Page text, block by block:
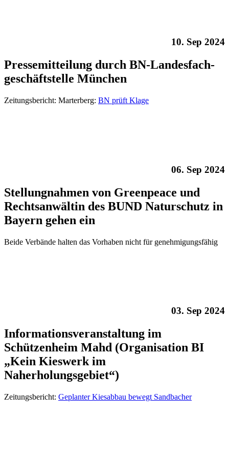
10. Sep 2024
Pressemitteilung durch BN-Landesfach-
geschäftstelle München
Zeitungsbericht: Marterberg: BN prüft Klage
06. Sep 2024
Stellungnahmen von Greenpeace und
Rechtsanwältin des BUND Naturschutz in
Bayern gehen ein
Beide Verbände halten das Vorhaben nicht für genehmigungsfähig
03. Sep 2024
Informationsveranstaltung im
Schützenheim Mahd (Organisation BI
„Kein Kieswerk im
Naherholungsgebiet“)
Zeitungsbericht: Geplanter Kiesabbau bewegt Sandbacher